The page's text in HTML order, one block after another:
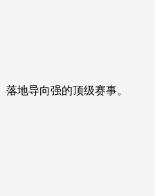
地导向强的顶级赛事。